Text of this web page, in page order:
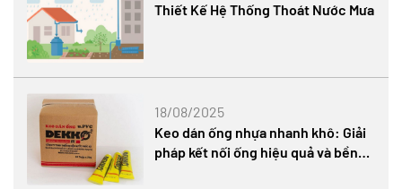
Thiết Kế Hệ Thống Thoát Nước Mưa
18/08/2025
Keo dán ống nhựa nhanh khô: Giải
pháp kết nối ống hiệu quả và bền